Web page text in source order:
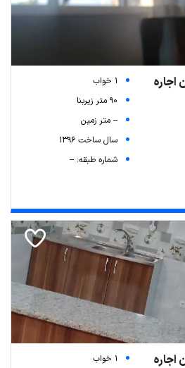
1 خواب
90 متر زیربنا
-- متر زمین
سال ساخت 1396
شماره طبقه: --
1 خواب